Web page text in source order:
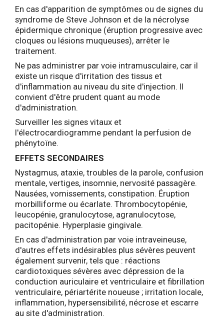
En cas d'apparition de symptômes ou de signes du
syndrome de Steve Johnson et de la nécrolyse
épidermique chronique (éruption progressive avec
cloques ou lésions muqueuses), arrêter le
traitement.
Ne pas administrer par voie intramusculaire, car il
existe un risque d'irritation des tissus et
d'inflammation au niveau du site d'injection. Il
convient d'être prudent quant au mode
d'administration.
Surveiller les signes vitaux et
l'électrocardiogramme pendant la perfusion de
phénytoïne.
EFFETS SECONDAIRES
Nystagmus, ataxie, troubles de la parole, confusion
mentale, vertiges, insomnie, nervosité passagère.
Nausées, vomissements, constipation. Éruption
morbilliforme ou écarlate. Thrombocytopénie,
leucopénie, granulocytose, agranulocytose,
pacitopénie. Hyperplasie gingivale.
En cas d'administration par voie intraveineuse,
d'autres effets indésirables plus sévères peuvent
également survenir, tels que : réactions
cardiotoxiques sévères avec dépression de la
conduction auriculaire et ventriculaire et fibrillation
ventriculaire, périartérite noueuse ; irritation locale,
inflammation, hypersensibilité, nécrose et escarre
au site d'administration.